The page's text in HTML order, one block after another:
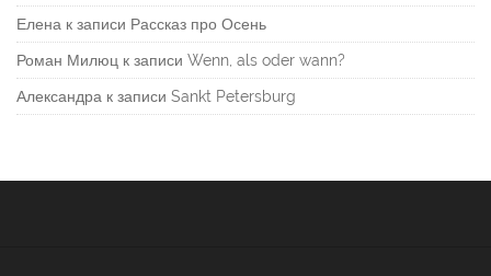
Елена к записи Рассказ про Осень
Роман Милюц к записи Wenn, als oder wann?
Александра к записи Sankt Petersburg